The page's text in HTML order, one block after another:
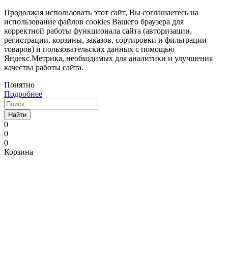
Продолжая использовать этот сайт, Вы соглашаетесь на
использование файлов cookies Вашего браузера для
корректной работы функционала сайта (авторизации,
регистрации, корзины, заказов, сортировки и фильтрации
товаров) и пользовательских данных с помощью
Яндекс.Метрика, необходимых для аналитики и улучшения
качества работы сайта.
Понятно
Подробнее
Найти
0
0
0
Корзина